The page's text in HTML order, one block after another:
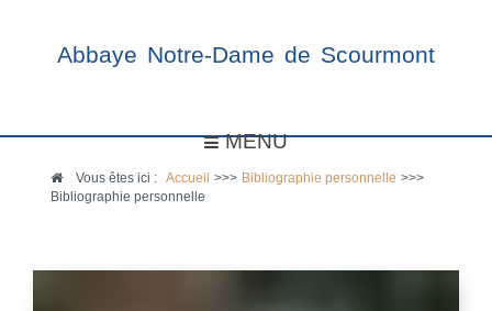
Abbaye Notre-Dame de Scourmont
MENU
Vous êtes ici :Accueil >>> Bibliographie personnelle >>>
Bibliographie personnelle